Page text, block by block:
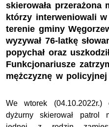
skierowała przerażona
którzy interweniowali
terenie gminy
wyzywał 76-latkę
popychał oraz
Funkcjonariusze
mężczyznę w
We wtorek
dyżurny skierował patrol